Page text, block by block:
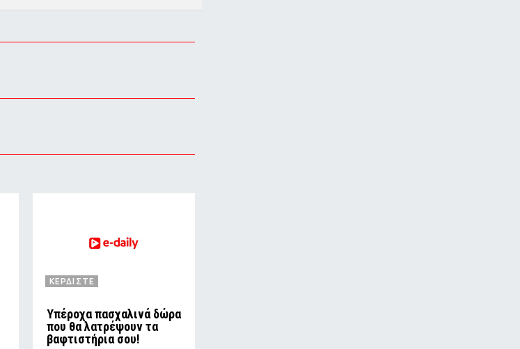
ΚΕΡΔΙΣΤΕ
Υπέροχα πασχαλινά δώρα
που θα λατρέψουν τα
βαφτιστήρια σου!